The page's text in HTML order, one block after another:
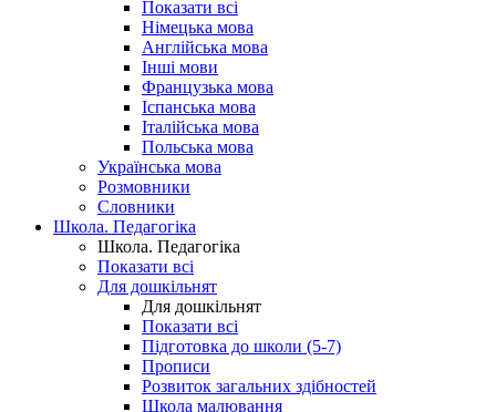
Показати всі
Німецька мова
Англійська мова
Інші мови
Французька мова
Іспанська мова
Італійська мова
Польська мова
Українська мова
Розмовники
Словники
Школа. Педагогіка
Школа. Педагогіка
Показати всі
Для дошкільнят
Для дошкільнят
Показати всі
Підготовка до школи (5-7)
Прописи
Розвиток загальних здібностей
Школа малювання